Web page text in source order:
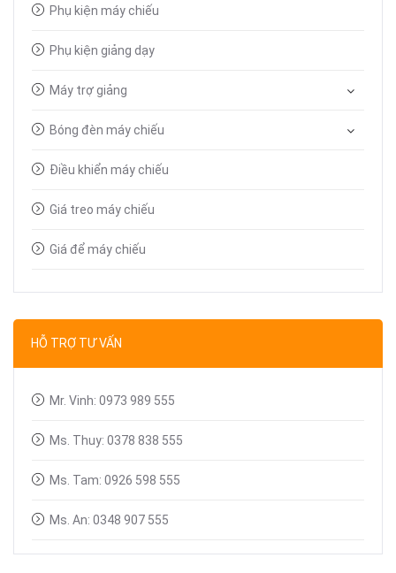
Phụ kiện máy chiếu
Phụ kiện giảng dạy
Máy trợ giảng
Bóng đèn máy chiếu
Điều khiển máy chiếu
Giá treo máy chiếu
Giá để máy chiếu
Bút trình chiếu
Linh kiện máy chiếu
HỖ TRỢ TƯ VẤN
Mr. Vinh: 0973 989 555
Ms. Thuy: 0378 838 555
Ms. Tam: 0926 598 555
Ms. An: 0348 907 555